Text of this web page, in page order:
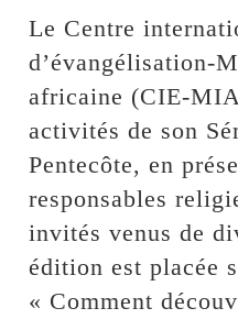
Le Centre
d’évangélisation-
africaine (CIE-
activités de son
Pentecôte, en
responsables
invités venus de
édition est placée
« Comment